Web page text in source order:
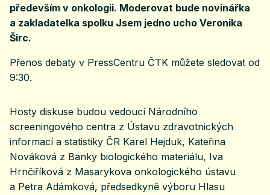
především v onkologii. Moderovat bude novinářka
a zakladatelka spolku Jsem jedno ucho Veronika
Širc.
Přenos debaty v PressCentru ČTK můžete sledovat od
9:30.
Hosty diskuse budou vedoucí Národního
screeningového centra z Ústavu zdravotnických
informací a statistiky ČR Karel Hejduk, Kateřina
Nováková z Banky biologického materiálu, Iva
Hrnčiříková z Masarykova onkologického ústavu
a Petra Adámková, předsedkyně výboru Hlasu